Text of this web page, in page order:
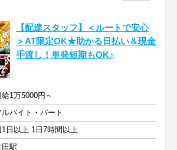
【配達スタッフ】＜ルートで安心
＞AT限定OK★助かる日払い＆現金
手渡し！単発短期もOK♪
給1万5000円～
ルバイト・パート
1日以上 1日7時間以上
田駅